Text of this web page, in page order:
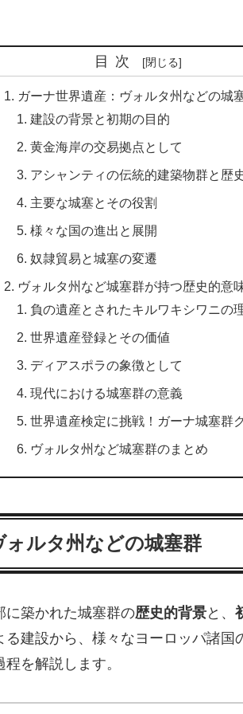
目次
ガーナ世界遺産：ヴォルタ州などの城
建設の背景と初期の目的
黄金海岸の交易拠点として
アシャンティの伝統的建築物群と歴
主要な城塞とその役割
様々な国の進出と展開
奴隷貿易と城塞の変遷
ヴォルタ州など城塞群が持つ歴史的意
負の遺産とされたキルワキシワニの
世界遺産登録とその価値
ディアスポラの象徴として
現代における城塞群の意義
世界遺産検定に挑戦！ガーナ城塞群
ヴォルタ州など城塞群のまとめ
ォルタ州などの城塞群
に築かれた城塞群の歴史的背景と、
建設から、様々なヨーロッパ諸国
を解説します。